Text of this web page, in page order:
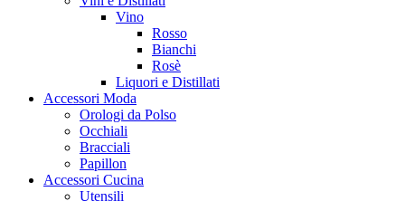
Vino
Rosso
Bianchi
Rosè
Liquori e Distillati
Accessori Moda
Orologi da Polso
Occhiali
Bracciali
Papillon
Accessori Cucina
Utensili